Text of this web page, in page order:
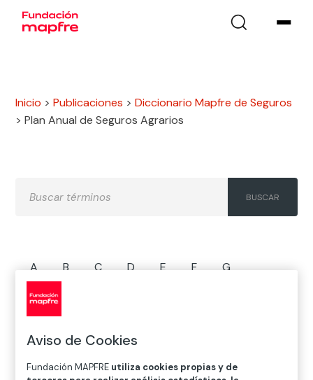
Inicio >Publicaciones >Diccionario Mapfre de Seguros
>Plan Anual de Seguros Agrarios
A B C D E F
G
H
O
V
W X Y
Aviso de Cookies
Fundación MAPFRE utiliza cookies propias y de